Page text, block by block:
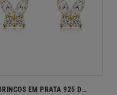
BRINCOS EM PRATA 925 DOURADOS BORBOLETA COM ZIRCONIAS